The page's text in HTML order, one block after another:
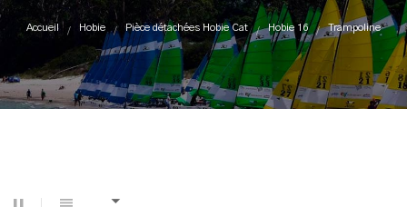
Accueil Hobie Pièce détachées Hobie Cat Hobie 16 Trampoline